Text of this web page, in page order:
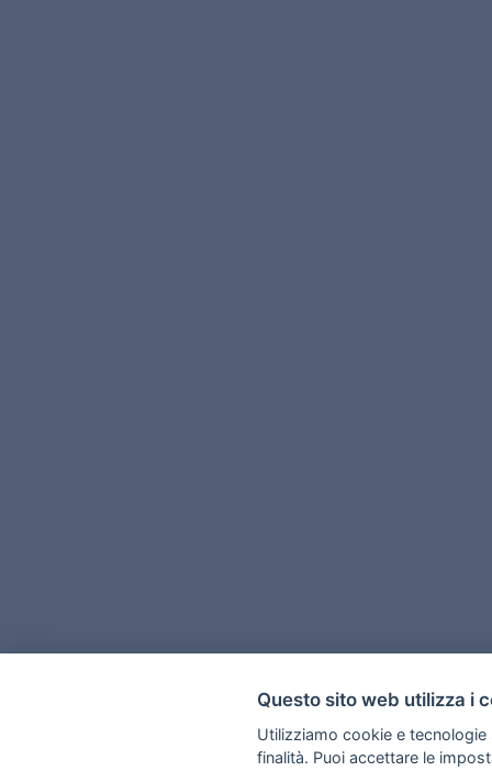
Questo sito web utilizza i
Utilizziamo cookie e
finalità. Puoi accettare le